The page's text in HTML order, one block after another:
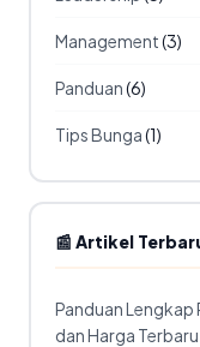
Management(3)
Panduan(6)
Tips Bunga(1)
📰 Artikel
Panduan Lengkap
dan Harga Terbaru